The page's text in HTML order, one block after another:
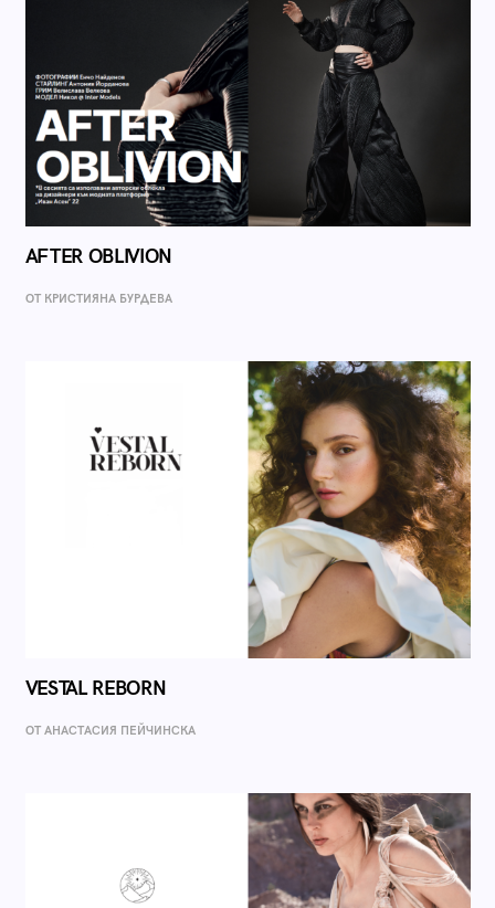
AFTER OBLIVION
ОТ КРИСТИЯНА БУРДЕВА
VESTAL REBORN
ОТ AНАСТАСИЯ ПЕЙЧИНСКА